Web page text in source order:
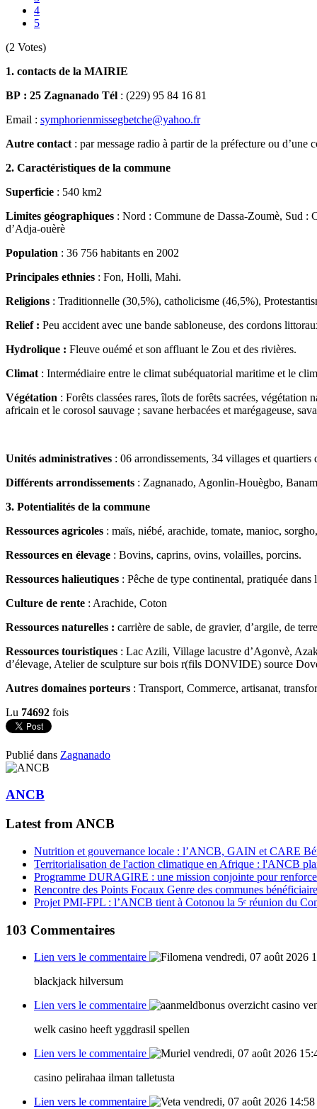
4
5
(2 Votes)
1. contacts de la MAIRIE
BP : 25 Zagnanado Tél : (229) 95 84 16 81
Email : symphorienmissegbetche@yahoo.fr
Autre contact : par message radio à partir de la préfecture ou d’une
2. Caractéristiques de la commune
Superficie : 540 km2
Limites géographiques : Nord : Commune de Dassa-Zoumè, Sud :
d’Adja-ouèrè
Population : 36 756 habitants en 2002
Principales ethnies : Fon, Holli, Mahi.
Religions : Traditionnelle (30,5%), catholicisme (46,5%),
Relief: Peu accident avec une bande sabloneuse, des cordons
Hydrolique : Fleuve ouémé et son affluant le Zou et des rivières.
Climat : Intermédiaire entre le climat subéquatorial maritime et le
Végétation : Forêts classées rares, îlots de forêts sacrées,
africain et le corosol sauvage ; savane herbacées et marégageuse,
Unités administratives : 06 arrondissements, 34 villages et quartiers
Différents arrondissements : Zagnanado, Agonlin-Houègbo,
3. Potentialités de la commune
Ressources agricoles : maïs, niébé, arachide, tomate, manioc,
Ressources en élevage : Bovins, caprins, ovins, volailles, porcins.
Ressources halieutiques : Pêche de type continental, pratiquée
Culture de rente : Arachide, Coton
Ressources naturelles : carrière de sable, de gravier, d’argile, de
Ressources touristiques : Lac Azili, Village lacustre d’Agonvè,
d’élevage, Atelier de sculpture sur bois r(fils DONVIDE) source
Autres domaines porteurs : Transport, Commerce, artisanat,
Lu 74692 fois
Publié dans Zagnanado
ANCB
Latest from ANCB
Nutrition et gouvernance locale : l’ANCB, GAIN et CARE
Territorialisation de l'action climatique en Afrique : l'ANCB
Programme DURAGIRE : une mission conjointe pour
Rencontre des Points Focaux Genre des communes
Projet PMI-FPL : l’ANCB tient à Cotonou la 5ᵉ réunion du
103 Commentaires
Lien vers le commentaire
vendredi, 07 août 2026
blackjack hilversum
Lien vers le commentaire
welk casino heeft yggdrasil spellen
Lien vers le commentaire
vendredi, 07 août 2026
casino pelirahaa ilman talletusta
Lien vers le commentaire
vendredi, 07 août 2026 14:58